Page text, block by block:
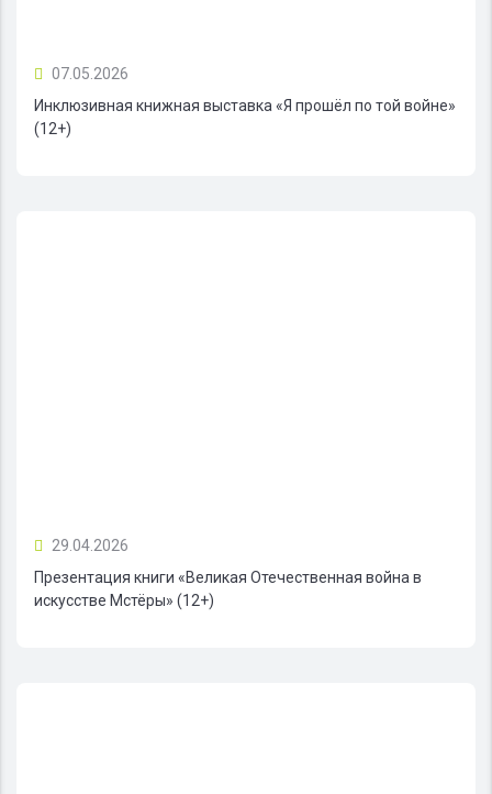
07.05.2026
Инклюзивная книжная выставка «Я прошёл по той войне»
(12+)
29.04.2026
Презентация книги «Великая Отечественная война в
искусстве Мстёры» (12+)